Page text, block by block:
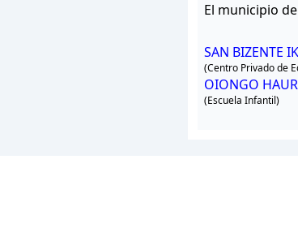
El municipio
SAN BIZENTE
(Centro Privado de
OIONGO
(Escuela Infantil)